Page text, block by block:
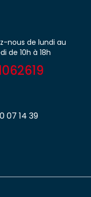
nous de lundi au
de 10h à 18h
07 14 39